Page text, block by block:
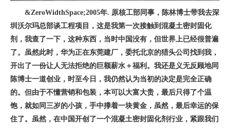
&ZeroWidthSpace;2005年. 原核工部同事，陈林博士带我去深
圳沃尔玛总部谈工程项目，这是我第一次接触到混凝土密封固化
剂，我查了一下，这种东西，当时中国没有，但世界上已经很普遍
了。虽然此时，华为正在东莞建厂，委托北京的猎头公司找到我，
开出了一份让人无法拒绝的巨额薪水＋福利。我还是义无反顾地同
陈博士一道创业，时至今日，我仍然认为当初的决定是完全正确
的。但由于不懂营销和包装，本可以大富大贵，最后只得了个温
饱，就如同三岁的小孩，手中搼着一块黄金，虽然，最后幸运的保
住了。虽然，在中国开创了一个混凝土密封固化剂行业，紧跟我们